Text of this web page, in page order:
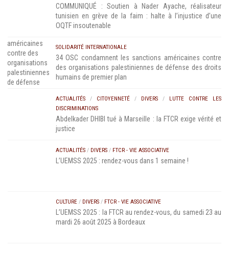
COMMUNIQUÉ : Soutien à Nader Ayache, réalisateur
tunisien en grève de la faim : halte à l’injustice d’une
OQTF insoutenable
SOLIDARITÉ INTERNATIONALE
34 OSC condamnent les sanctions américaines contre
des organisations palestiniennes de défense des droits
humains de premier plan
ACTUALITÉS / CITOYENNETÉ / DIVERS / LUTTE CONTRE LES
DISCRIMINATIONS
Abdelkader DHIBI tué à Marseille : la FTCR exige vérité et
justice
ACTUALITÉS / DIVERS / FTCR - VIE ASSOCIATIVE
L’UEMSS 2025 : rendez-vous dans 1 semaine !
CULTURE / DIVERS / FTCR - VIE ASSOCIATIVE
L’UEMSS 2025 : la FTCR au rendez-vous, du samedi 23 au
mardi 26 août 2025 à Bordeaux